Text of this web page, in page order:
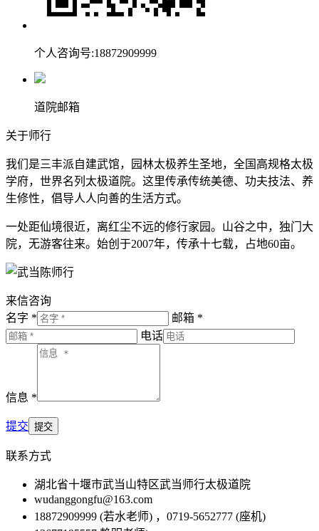
个人咨询号:18872909999
道院邮箱
关于师行
我们是三丰派自建武馆，园林太极养生圣地，全国高规格太极
学府，世界名列太极道院。这里传承传统美德、功夫技法、养
生修性，倡导人人向善的生活方式。
一处距仙境很近，离红尘不远的修行家园。山谷之中，独门大
院，无游客往来。始创于2007年，传承十七载，占地60亩。
来信咨询
名字 *
邮箱 *
电话
信息 *
提交
联系方式
湖北省十堰市武当山特区武当师行太极道院
wudanggongfu@163.com
18872909999 (若水老师) ，0719-5652777 (座机)